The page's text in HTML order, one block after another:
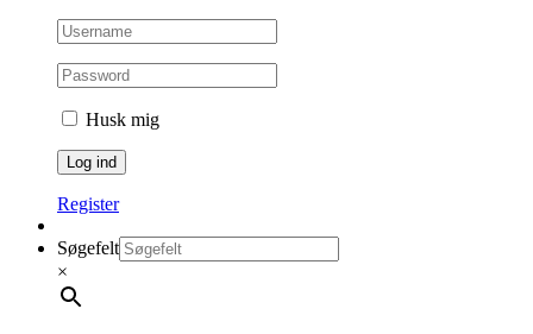
Husk mig
Register
Søgefelt
×